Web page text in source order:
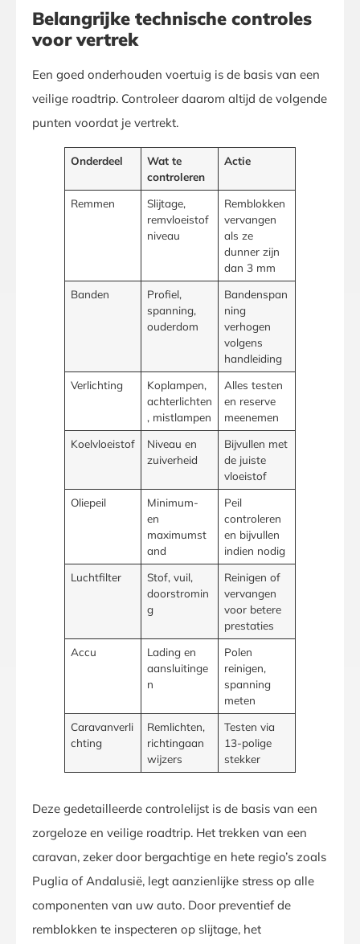
Belangrijke technische controles
voor vertrek
Een goed onderhouden voertuig is de basis van een
veilige roadtrip. Controleer daarom altijd de volgende
punten voordat je vertrekt.
Onderdeel
Wat te
controleren
Actie
Remmen
Slijtage,
remvloeistof
niveau
Remblokken
vervangen
als ze
dunner zijn
dan 3 mm
Banden
Profiel,
spanning,
ouderdom
Bandenspan
ning
verhogen
volgens
handleiding
Verlichting
Koplampen,
achterlichten
, mistlampen
Alles testen
en reserve
meenemen
Koelvloeistof
Niveau en
zuiverheid
Bijvullen met
de juiste
vloeistof
Oliepeil
Minimum-
en
maximumst
and
Peil
controleren
en bijvullen
indien nodig
Luchtfilter
Stof, vuil,
doorstromin
g
Reinigen of
vervangen
voor betere
prestaties
Accu
Lading en
aansluitinge
n
Polen
reinigen,
spanning
meten
Caravanverli
chting
Remlichten,
richtingaan
wijzers
Testen via
13-polige
stekker
Deze gedetailleerde controlelijst is de basis van een
zorgeloze en veilige roadtrip. Het trekken van een
caravan, zeker door bergachtige en hete regio’s zoals
Puglia of Andalusië, legt aanzienlijke stress op alle
componenten van uw auto. Door preventief de
remblokken te inspecteren op slijtage, het